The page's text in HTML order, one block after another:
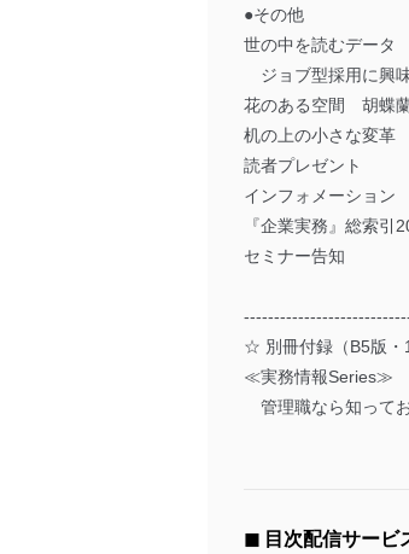
●その他
世の中を読むデータ
ジョブ型採用に興
花のある空間 胡蝶
机の上の小さな変革
読者プレゼント
インフォメーション
『企業実務』総索
セミナー告知
☆ 別冊付録（B5版・
≪実務情報Series≫
管理職なら知って
◼︎ 目次配信サービ